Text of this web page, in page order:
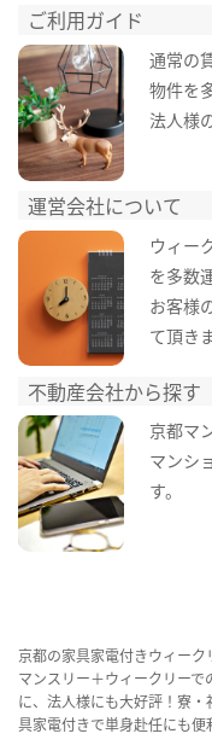
ご利用ガイド
通常の
物件を
法人様
運営会社について
ウィー
を多数
お客様
て頂き
不動産会社から探す
京都マ
マンシ
す。
京都の家具家電付きウィーク
マンスリー＋ウィークリー
に、法人様にも大好評！寮
具家電付きで単身赴任にも便